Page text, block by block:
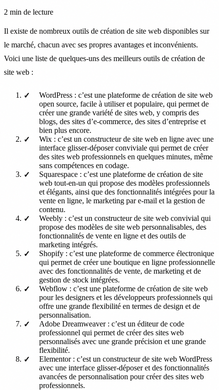
2 min de lecture
Il existe de nombreux outils de création de site web disponibles sur
le marché, chacun avec ses propres avantages et inconvénients.
Voici une liste de quelques-uns des meilleurs outils de création de
site web :
WordPress : c’est une plateforme de création de site web
open source, facile à utiliser et populaire, qui permet de
créer une grande variété de sites web, y compris des
blogs, des sites d’e-commerce, des sites d’entreprise et
bien plus encore.
Wix : c’est un constructeur de site web en ligne avec une
interface glisser-déposer conviviale qui permet de créer
des sites web professionnels en quelques minutes, même
sans compétences en codage.
Squarespace : c’est une plateforme de création de site
web tout-en-un qui propose des modèles professionnels
et élégants, ainsi que des fonctionnalités intégrées pour la
vente en ligne, le marketing par e-mail et la gestion de
contenu.
Weebly : c’est un constructeur de site web convivial qui
propose des modèles de site web personnalisables, des
fonctionnalités de vente en ligne et des outils de
marketing intégrés.
Shopify : c’est une plateforme de commerce électronique
qui permet de créer une boutique en ligne professionnelle
avec des fonctionnalités de vente, de marketing et de
gestion de stock intégrées.
Webflow : c’est une plateforme de création de site web
pour les designers et les développeurs professionnels qui
offre une grande flexibilité en termes de design et de
personnalisation.
Adobe Dreamweaver : c’est un éditeur de code
professionnel qui permet de créer des sites web
personnalisés avec une grande précision et une grande
flexibilité.
Elementor : c’est un constructeur de site web WordPress
avec une interface glisser-déposer et des fonctionnalités
avancées de personnalisation pour créer des sites web
professionnels.